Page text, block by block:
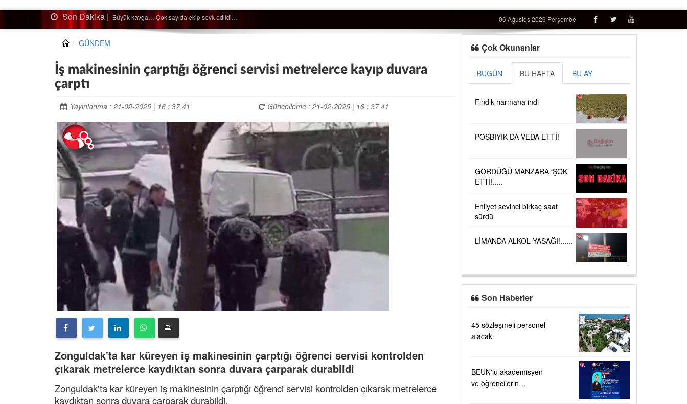
Son Dakika | Ağaçtan düştü… 06 Ağustos 2026 Perşembe
GÜNDEM
İş makinesinin çarptığı öğrenci servisi metrelerce kayıp duvara
çarptı
Yayınlanma : 21-02-2025 | 16 : 37 41 Güncelleme : 21-02-2025 | 16 : 37 41
Zonguldak'ta kar küreyen iş makinesinin çarptığı öğrenci servisi kontrolden
çıkarak metrelerce kaydıktan sonra duvara çarparak durabildi
Zonguldak'ta kar küreyen iş makinesinin çarptığı öğrenci servisi kontrolden çıkarak metrelerce
kaydıktan sonra duvara çarparak durabildi.
Çok Okunanlar
BUGÜN BU HAFTA BU AY
Fındık harmana indi
POSBIYIK DA VEDA ETTİ!
GÖRDÜĞÜ MANZARA ‘ŞOK’
ETTİ!.....
Ehliyet sevinci birkaç saat
sürdü
LİMANDA ALKOL YASAĞI!......
Son Haberler
45 sözleşmeli personel
alacak
BEUN'lu akademisyen
ve öğrencilerin